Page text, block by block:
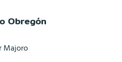
Obregón
Majoro